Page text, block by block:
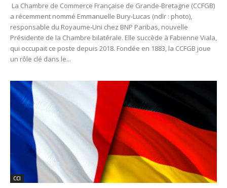
La Chambre de Commerce Française de Grande-Bretagne (CCFGB)
a récemment nommé Emmanuelle Bury-Lucas (ndlr : photo),
responsable du Royaume-Uni chez BNP Paribas, nouvelle
Présidente de la Chambre bilatérale. Elle succède à Fabienne Viala,
qui occupait ce poste depuis 2018. Fondée en 1883, la CCFGB joue
un rôle clé dans le...
CCI